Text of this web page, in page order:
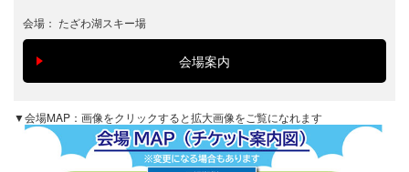
会場： たざわ湖スキー場
▼会場MAP：画像をクリックすると拡大画像をご覧になれます